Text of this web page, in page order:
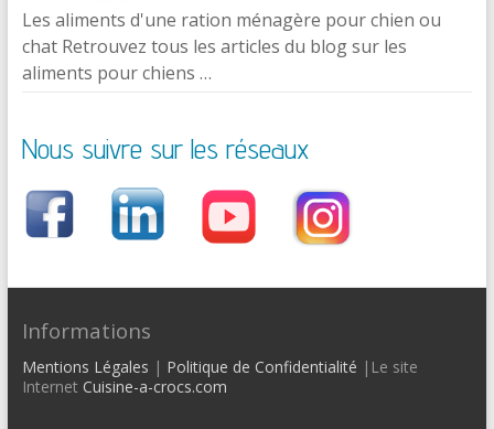
Les aliments d'une ration ménagère pour chien ou
chat Retrouvez tous les articles du blog sur les
aliments pour chiens …
Nous suivre sur les réseaux
Informations
Mentions Légales | Politique de Confidentialité |Le site
Internet Cuisine-a-crocs.com